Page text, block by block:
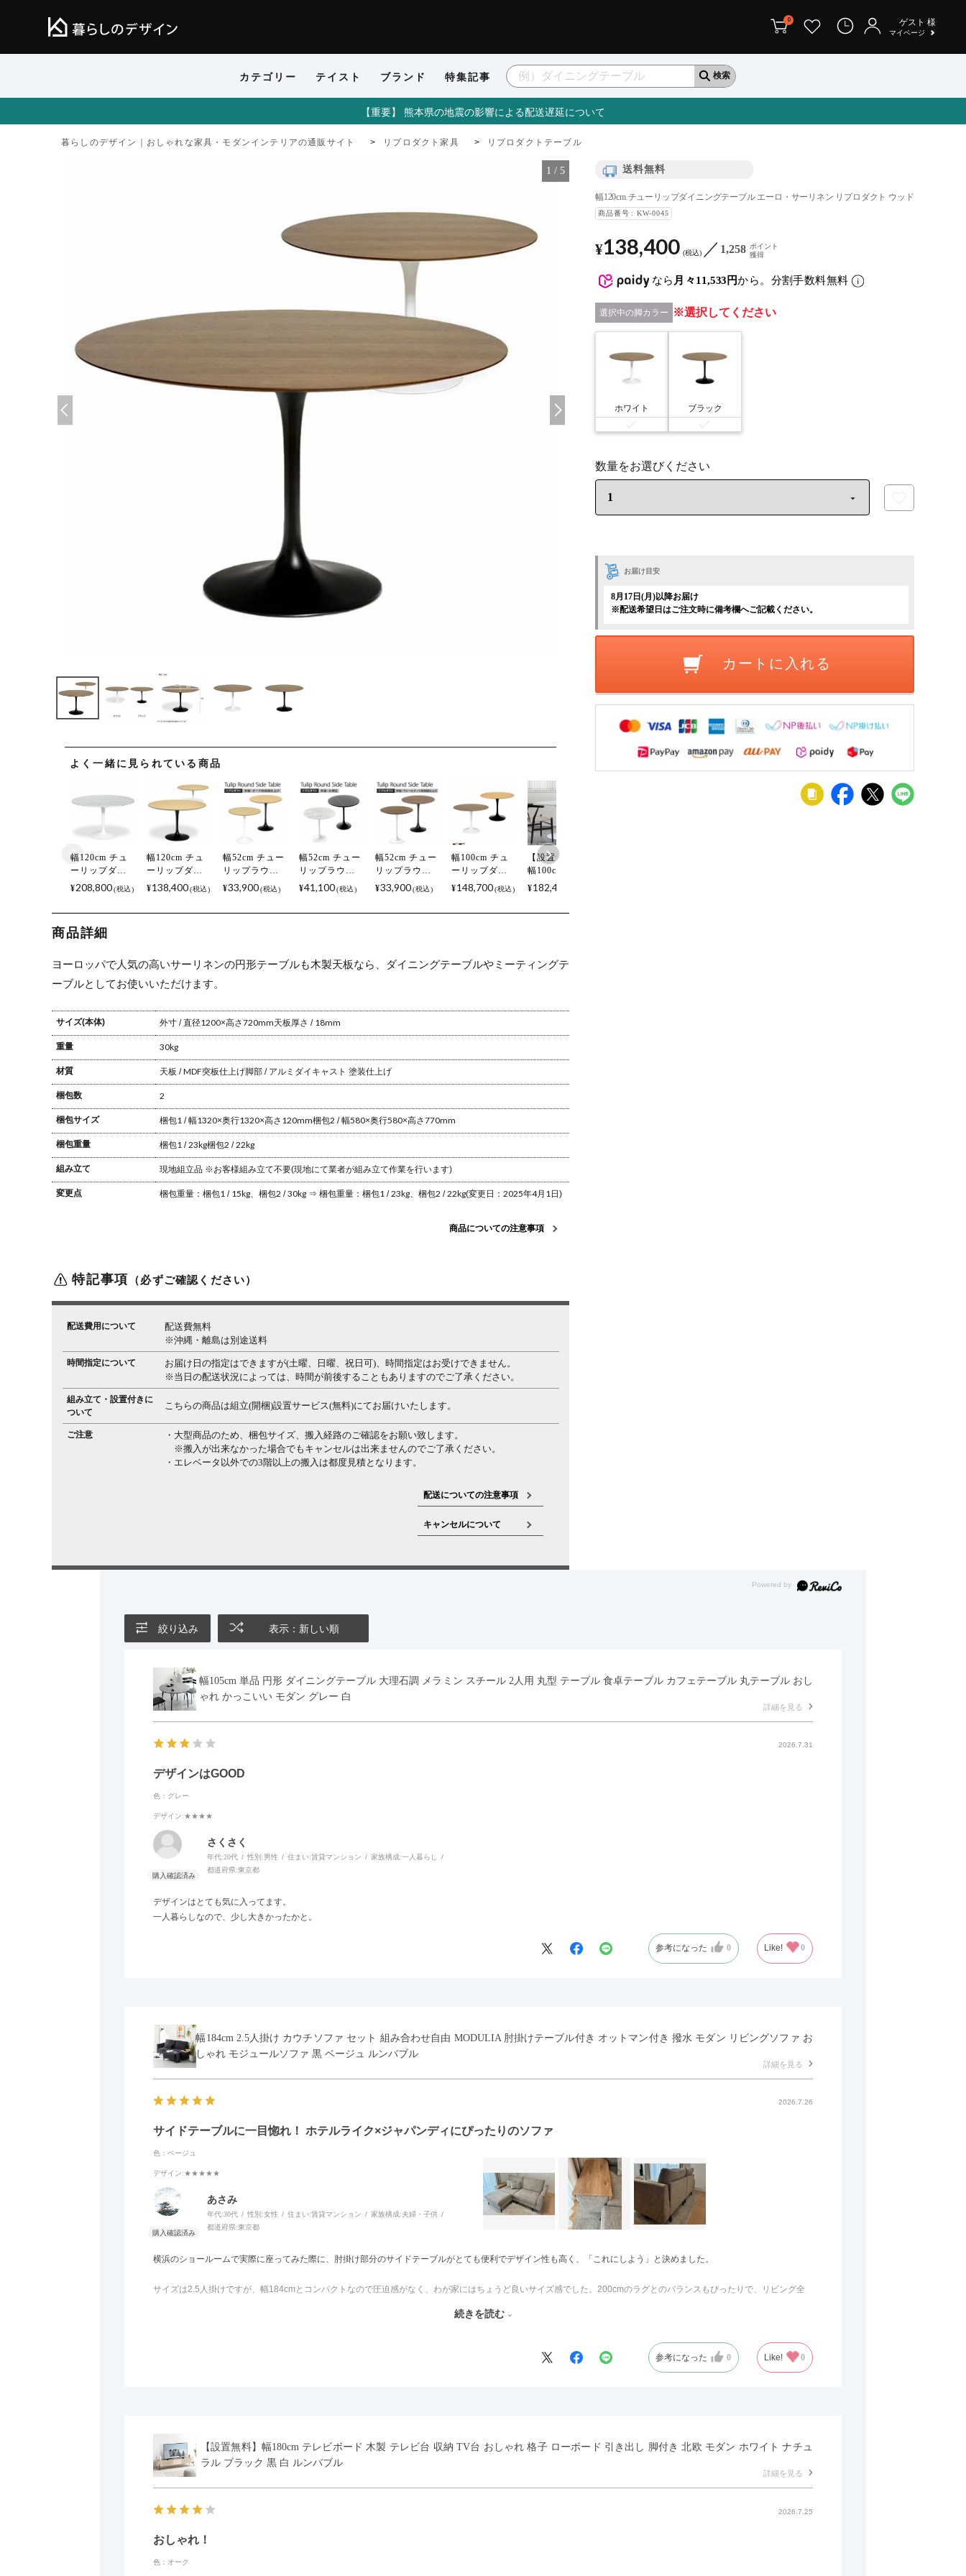
カテゴリー テイスト ブランド 特集記事
0 ゲスト 様
マイページ
【重要】 熊本県の地震の影響による配送遅延について
暮らしのデザイン｜おしゃれな家具・モダンインテリアの通販サイト リプロダクト家具 リプロダクトテーブル
1 / 5
よく一緒に見られている商品
幅120cm チュ
ーリップダイ
ニングテーブ
ル エーロ・サ
ブル
¥208,800 税込
幅120cm チュ
ーリップダイ
ニングテーブ
ル エーロ・サ
¥138,400 税込
幅52cm チュー
リップラウン
ドサイドテー
ブル 天板 オー
ーブル ソファ
¥33,900 税込
幅52cm チュー
リップラウン
ドサイドテー
ブル 天板 大理
ーブル サイド
¥41,100 税込
幅52cm チュー
リップラウン
ドサイドテー
ブル 天板 ウォ
サイドテーブ
¥33,900 税込
幅100cm チュ
ーリップダイ
ニングテーブ
ル エーロ・サ
テーブル モダ
¥148,700 税込
【設置無料】
幅100cm チュ
ーリップダイ
ングテーブル
¥182,400
商品詳細
ヨーロッパで人気の高いサーリネンの円形テーブルも木製天板なら、ダイニングテーブルやミーティングテ
ーブルとしてお使いいただけます。
サイズ(本体) 外寸 / 直径1200×高さ720mm天板厚さ / 18mm
重量 30kg
材質 天板 / MDF突板仕上げ脚部 / アルミダイキャスト 塗装仕上げ
梱包数 2
梱包サイズ 梱包1 / 幅1320×奥行1320×高さ120mm梱包2 / 幅580×奥行580×高さ770mm
梱包重量 梱包1 / 23kg梱包2 / 22kg
組み立て 現地組立品 ※お客様組み立て不要(現地にて業者が組み立て作業を行います)
変更点 梱包重量：梱包1 / 15kg、梱包2 / 30kg ⇒ 梱包重量：梱包1 / 23kg、梱包2 / 22kg(変更日：2025年4月1日)
商品についての注意事項
特記事項 （必ずご確認ください）
配送費用について
配送費無料
※沖縄・離島は別途送料
時間指定について
お届け日の指定はできますが(土曜、日曜、祝日可)、時間指定はお受けできません。
※当日の配送状況によっては、時間が前後することもありますのでご了承ください。
組み立て・設置付きに
ついて
こちらの商品は組立(開梱)設置サービス(無料)にてお届けいたします。
ご注意
・大型商品のため、梱包サイズ、搬入経路のご確認をお願い致します。
※搬入が出来なかった場合でもキャンセルは出来ませんのでご了承ください。
・エレベータ以外での3階以上の搬入は都度見積となります。
配送についての注意事項
キャンセルについて
送料無料
幅120cm チューリップダイニングテーブル エーロ・サーリネン リプロダクト ウッド
商品番号 KW-0045
なら 月々11,533円から。分割手数料無料
¥138,400 税込 1,258 ポイント
獲得
お届け目安
8月17日(月)以降お届け
※配送希望日はご注文時に備考欄へご記載ください。
脚カラー 選択してください
ホワイト ブラック
カートに入れる
絞り込み 表示：新しい順
幅105cm 単品 円形 ダイニングテーブル 大理石調 メラミン スチール 2人用 丸型 テーブル 食卓テーブル カフェテーブル 丸テーブル おし
ゃれ かっこいい モダン グレー 白
詳細を見る
2026.7.31
デザインはGOOD
色：グレー
デザイン:★★★★
さくさく
年代:20代 性別:男性 住まい:賃貸マンション 家族構成:一人暮らし
都道府県:東京都
デザインはとても気に入ってます。
一人暮らしなので、少し大きかったかと。
参考になった 0 Like! 0
幅184cm 2.5人掛け カウチソファ セット 組み合わせ自由 MODULIA 肘掛けテーブル付き オットマン付き 撥水 モダン リビングソファ お
しゃれ モジュールソファ 黒 ベージュ ルンバブル
詳細を見る
2026.7.26
サイドテーブルに一目惚れ！ ホテルライク×ジャパンディにぴったりのソファ
色：ベージュ
デザイン:★★★★★
あさみ
年代:30代 性別:女性 住まい:賃貸マンション 家族構成:夫婦・子供
都道府県:東京都
横浜のショールームで実際に座ってみた際に、肘掛け部分のサイドテーブルがとても便利でデザイン性も高く、「これにしよう」と決めました。
サイズは2.5人掛けですが、幅184cmとコンパクトなので圧迫感がなく、わが家にはちょうど良いサイズ感でした。200cmのラグとのバランスもぴったりで、リビング全
面まできれいに仕上げられているデザインも気に入っています。どの角度から見ても美しく、空間の印象を損ないません。
また、カウチのように足を伸ばしてくつろげるスタイルが理想だったので、それが叶って大満足です。オットマンは自由に動かせるため、普段はカウチとして使い、来客
時には離してスツールとして使えるなど、使い勝手の良さも魅力だと感じています。
続きを読む
参考になった 0 Like! 0
【設置無料】幅180cm テレビボード 木製 テレビ台 収納 TV台 おしゃれ 格子 ローボード 引き出し 脚付き 北欧 モダン ホワイト ナチュ
ラル ブラック 黒 白 ルンバブル
詳細を見る
2026.7.25
おしゃれ！
色：オーク